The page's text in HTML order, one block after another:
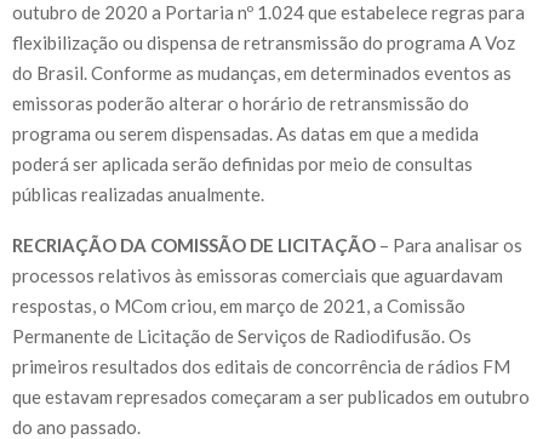
outubro de 2020 a Portaria nº 1.024 que estabelece regras para
flexibilização ou dispensa de retransmissão do programa A Voz
do Brasil. Conforme as mudanças, em determinados eventos as
emissoras poderão alterar o horário de retransmissão do
programa ou serem dispensadas. As datas em que a medida
poderá ser aplicada serão definidas por meio de consultas
públicas realizadas anualmente.
RECRIAÇÃO DA COMISSÃO DE LICITAÇÃO – Para analisar os
processos relativos às emissoras comerciais que aguardavam
respostas, o MCom criou, em março de 2021, a Comissão
Permanente de Licitação de Serviços de Radiodifusão. Os
primeiros resultados dos editais de concorrência de rádios FM
que estavam represados começaram a ser publicados em outubro
do ano passado.